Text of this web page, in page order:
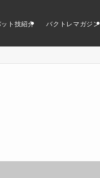
ト技紹介 バクトレマガジン